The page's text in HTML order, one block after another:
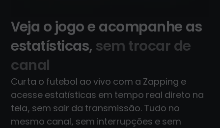
Veja o jogo e acompanhe as
estatísticas, sem trocar de
canal
Curta o futebol ao vivo com a Zapping e
acesse estatísticas em tempo real direto na
tela, sem sair da transmissão. Tudo no
mesmo canal, sem interrupções e sem